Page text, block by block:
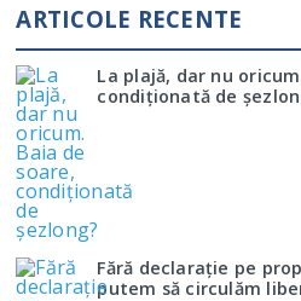
ARTICOLE RECENTE
La plajă, dar nu
condiţionată de
Fără declaraţie pe
putem să circulăm